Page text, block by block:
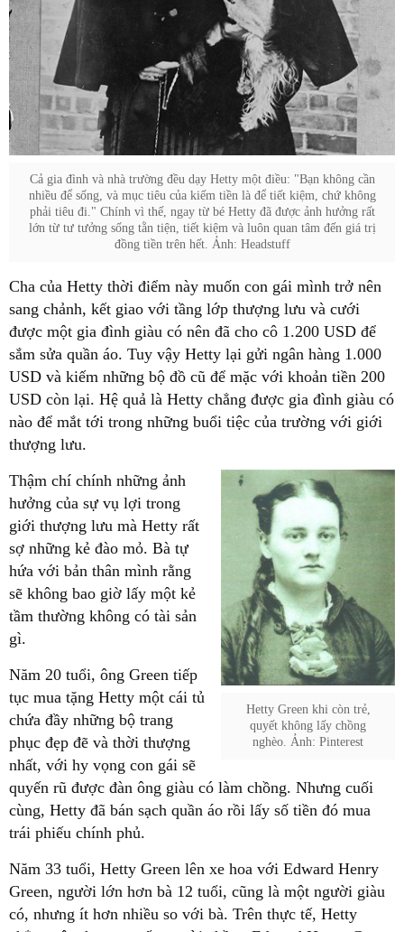
Cả gia đình và nhà trường đều dạy Hetty một điều: "Bạn không cần
nhiều để sống, và mục tiêu của kiếm tiền là để tiết kiệm, chứ không
phải tiêu đi." Chính vì thế, ngay từ bé Hetty đã được ảnh hưởng rất
lớn từ tư tưởng sống tằn tiện, tiết kiệm và luôn quan tâm đến giá trị
đồng tiền trên hết. Ảnh: Headstuff
Cha của Hetty thời điểm này muốn con gái mình trở nên
sang chảnh, kết giao với tầng lớp thượng lưu và cưới
được một gia đình giàu có nên đã cho cô 1.200 USD để
sắm sửa quần áo. Tuy vậy Hetty lại gửi ngân hàng 1.000
USD và kiếm những bộ đồ cũ để mặc với khoản tiền 200
USD còn lại. Hệ quả là Hetty chẳng được gia đình giàu có
nào để mắt tới trong những buổi tiệc của trường với giới
thượng lưu.
Hetty Green khi còn trẻ,
quyết không lấy chồng
nghèo. Ảnh: Pinterest
Thậm chí chính những ảnh
hưởng của sự vụ lợi trong
giới thượng lưu mà Hetty rất
sợ những kẻ đào mỏ. Bà tự
hứa với bản thân mình rằng
sẽ không bao giờ lấy một kẻ
tầm thường không có tài sản
gì.
Năm 20 tuổi, ông Green tiếp
tục mua tặng Hetty một cái tủ
chứa đầy những bộ trang
phục đẹp đẽ và thời thượng
nhất, với hy vọng con gái sẽ
quyến rũ được đàn ông giàu có làm chồng. Nhưng cuối
cùng, Hetty đã bán sạch quần áo rồi lấy số tiền đó mua
trái phiếu chính phủ.
Năm 33 tuổi, Hetty Green lên xe hoa với Edward Henry
Green, người lớn hơn bà 12 tuổi, cũng là một người giàu
có, nhưng ít hơn nhiều so với bà. Trên thực tế, Hetty